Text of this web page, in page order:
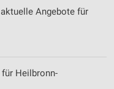
Angebote für
Heilbronn-